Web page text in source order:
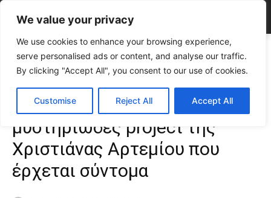
We value your privacy
We use cookies to enhance your browsing experience,
serve personalised ads or content, and analyse our traffic.
By clicking "Accept All", you consent to our use of cookies.
Customise Reject All Accept All
Home CELEBRITIES
Όλοι μιλούν γι’ αυτό – Το μυστηριώδες project
της Χριστιάνας Αρτεμίου που...
Όλοι μιλούν γι’ αυτό – Το
μυστηριώδες project της
Χριστιάνας Αρτεμίου που
έρχεται σύντομα